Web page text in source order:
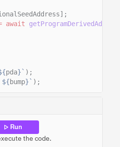
await
pda}` );
${bump}` );
Run
the code.